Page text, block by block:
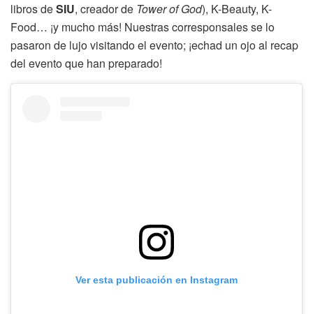
libros deSIU, creador de Tower of God), K-Beauty, K-
Food… ¡y mucho más! Nuestras corresponsales se lo
pasaron de lujo visitando el evento; ¡echad un ojo al recap
del evento que han preparado!
Ver esta publicación en Instagram